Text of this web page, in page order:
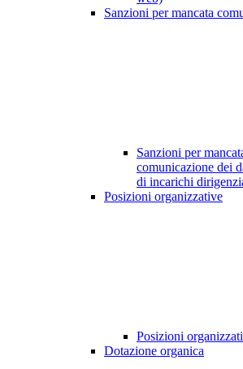
Sanzioni per mancata
Sanzioni per
comunicazione dei
di incarichi
Posizioni organizzative
Posizioni
Dotazione organica